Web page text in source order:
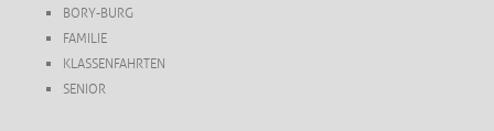
BORY-BURG
FAMILIE
KLASSENFAHRTEN
SENIOR